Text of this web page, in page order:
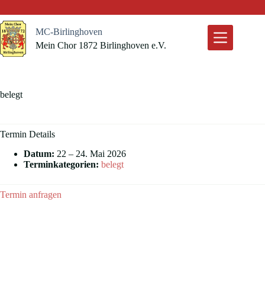
Inhalt
springen
MC-Birlinghoven
Mein Chor 1872 Birlinghoven e.V.
belegt
Termin Details
Datum: 22 – 24. Mai 2026
Terminkategorien: belegt
Termin anfragen